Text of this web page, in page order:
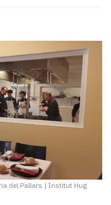
del Pallars | Institut Hug